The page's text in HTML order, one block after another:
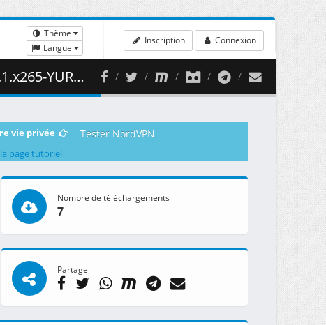
Thème
Langue
Inscription Connexion
( 411.27 MB )
vie privée Tester NordVPN
page tutoriel
Nombre de téléchargements
7
Partage